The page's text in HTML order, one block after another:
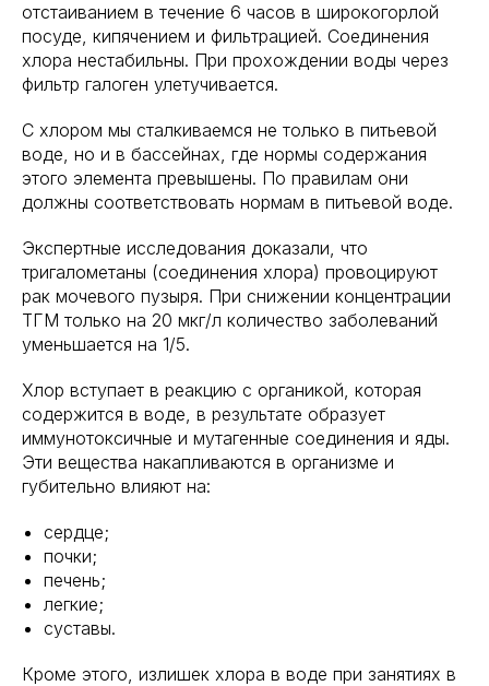
отстаиванием в течение 6 часов в широкогорлой
посуде, кипячением и фильтрацией. Соединения
хлора нестабильны. При прохождении воды через
фильтр галоген улетучивается.
С хлором мы сталкиваемся не только в питьевой
воде, но и в бассейнах, где нормы содержания
этого элемента превышены. По правилам они
должны соответствовать нормам в питьевой воде.
Экспертные исследования доказали, что
тригалометаны (соединения хлора) провоцируют
рак мочевого пузыря. При снижении концентрации
ТГМ только на 20 мкг/л количество заболеваний
уменьшается на 1/5.
Хлор вступает в реакцию с органикой, которая
содержится в воде, в результате образует
иммунотоксичные и мутагенные соединения и яды.
Эти вещества накапливаются в организме и
губительно влияют на:
сердце;
почки;
печень;
легкие;
суставы.
Кроме этого, излишек хлора в воде при занятиях в